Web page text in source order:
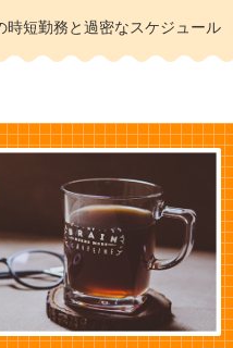
時短勤務と過密なスケジュール